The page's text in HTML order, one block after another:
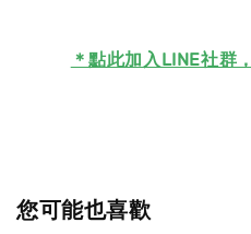
＊點此加入LINE社群
您可能也喜歡